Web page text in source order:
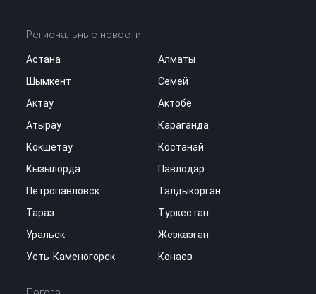
Региональные новости
Астана
Алматы
Шымкент
Семей
Актау
Актобе
Атырау
Караганда
Кокшетау
Костанай
Кызылорда
Павлодар
Петропавловск
Талдыкорган
Тараз
Туркестан
Уральск
Жезказган
Усть-Каменогорск
Конаев